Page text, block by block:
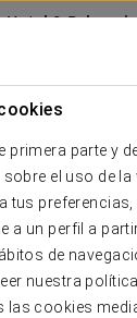
primera parte y
el uso de la
tus preferencias,
a un perfil a
de
nuestra
las cookies
Hotel & Balneario
de
-